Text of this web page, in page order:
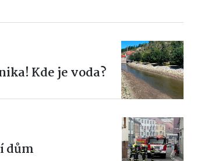
Kde je voda?
dům